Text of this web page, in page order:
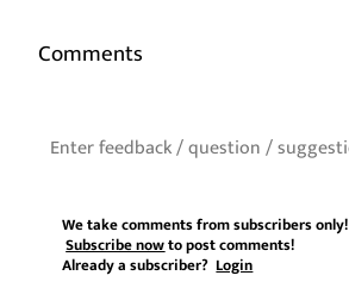
Comments
We take comments from subscribers only!
Subscribe nowto post comments!
Already a subscriber?Login